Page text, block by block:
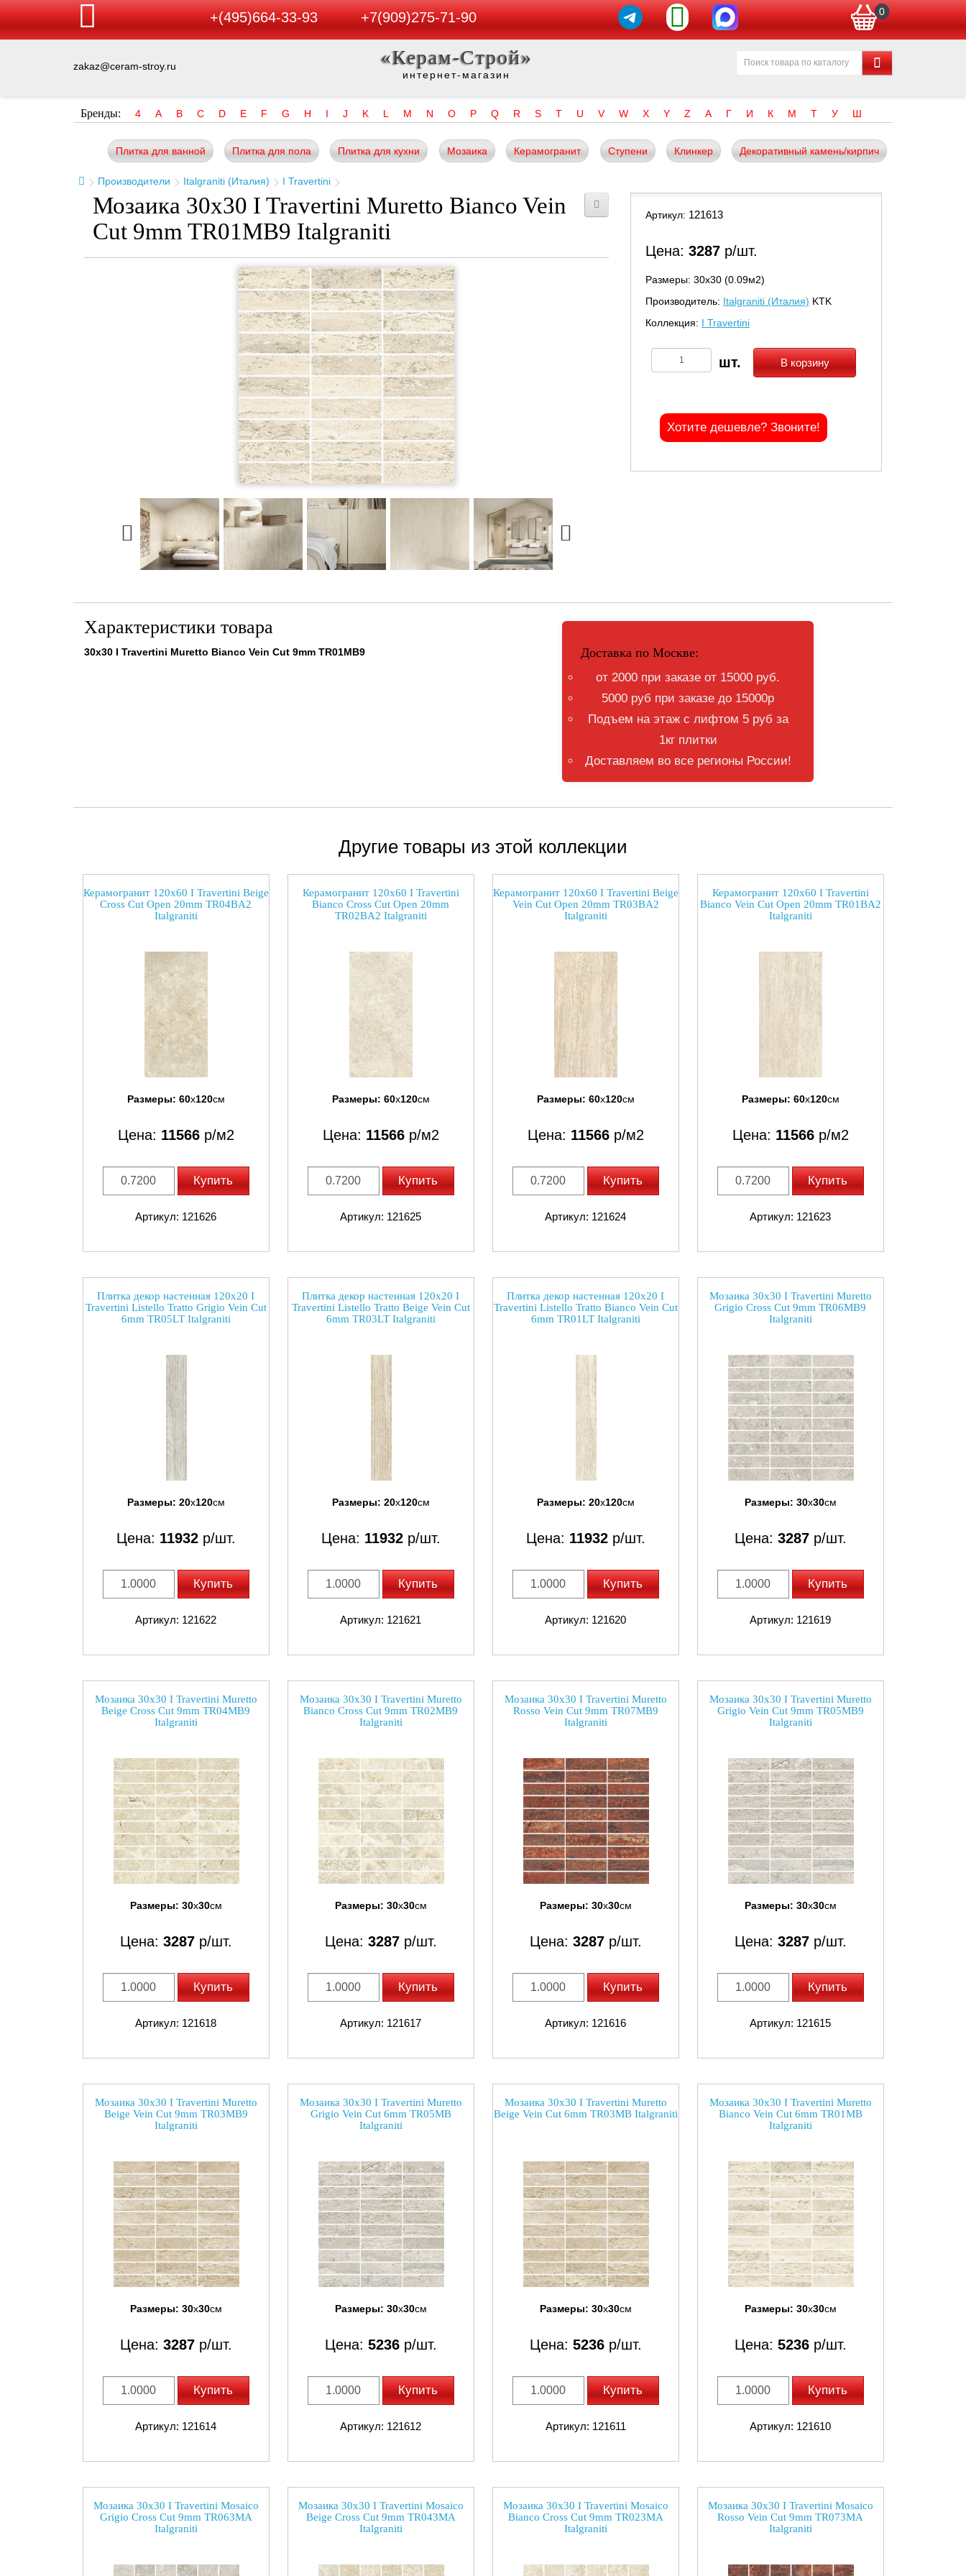
+(495)664-33-93 +7(909)275-71-90 0
zakaz@ceram-stroy.ru «Керам-Строй»
интернет-магазин
Бренды: 4 A B C D E F G H I J K L M N O P Q R S T U V W X Y Z А Г И К М Т У Ш
Плитка для ванной Плитка для пола Плитка для кухни Мозаика Керамогранит Ступени Клинкер Декоративный камень/кирпич
Производители Italgraniti (Италия) I Travertini
Мозаика 30x30 I Travertini Muretto Bianco Vein
Cut 9mm TR01MB9 Italgraniti
Артикул: 121613
Цена: 3287 р/шт.
Размеры: 30х30 (0.09м2)
Производитель: Italgraniti (Италия) KTK
Коллекция: I Travertini
В корзину
Хотите дешевле? Звоните!
Характеристики товара
30x30 I Travertini Muretto Bianco Vein Cut 9mm TR01MB9 Доставка по Москве:
от 2000 при заказе от 15000 руб.
5000 руб при заказе до 15000р
Подъем на этаж с лифтом 5 руб за
1кг плитки
Доставляем во все регионы России!
Другие товары из этой коллекции
Керамогранит 120x60 I Travertini Beige
Cross Cut Open 20mm TR04BA2
Italgraniti
Размеры: 60x120см
Цена: 11566р/м2
Купить
Артикул: 121626
Керамогранит 120x60 I Travertini
Bianco Cross Cut Open 20mm
TR02BA2 Italgraniti
Размеры: 60x120см
Цена: 11566р/м2
Купить
Артикул: 121625
Керамогранит 120x60 I Travertini Beige
Vein Cut Open 20mm TR03BA2
Italgraniti
Размеры: 60x120см
Цена: 11566р/м2
Купить
Артикул: 121624
Керамогранит 120x60 I Travertini
Bianco Vein Cut Open 20mm TR01BA2
Italgraniti
Размеры: 60x120см
Цена: 11566р/м2
Купить
Артикул: 121623
Плитка декор настенная 120x20 I
Travertini Listello Tratto Grigio Vein Cut
6mm TR05LT Italgraniti
Размеры: 20x120см
Цена: 11932р/шт.
Купить
Артикул: 121622
Плитка декор настенная 120x20 I
Travertini Listello Tratto Beige Vein Cut
6mm TR03LT Italgraniti
Размеры: 20x120см
Цена: 11932р/шт.
Купить
Артикул: 121621
Плитка декор настенная 120x20 I
Travertini Listello Tratto Bianco Vein Cut
6mm TR01LT Italgraniti
Размеры: 20x120см
Цена: 11932р/шт.
Купить
Артикул: 121620
Мозаика 30x30 I Travertini Muretto
Grigio Cross Cut 9mm TR06MB9
Italgraniti
Размеры: 30x30см
Цена: 3287р/шт.
Купить
Артикул: 121619
Мозаика 30x30 I Travertini Muretto
Beige Cross Cut 9mm TR04MB9
Italgraniti
Размеры: 30x30см
Цена: 3287р/шт.
Купить
Артикул: 121618
Мозаика 30x30 I Travertini Muretto
Bianco Cross Cut 9mm TR02MB9
Italgraniti
Размеры: 30x30см
Цена: 3287р/шт.
Купить
Артикул: 121617
Мозаика 30x30 I Travertini Muretto
Rosso Vein Cut 9mm TR07MB9
Italgraniti
Размеры: 30x30см
Цена: 3287р/шт.
Купить
Артикул: 121616
Мозаика 30x30 I Travertini Muretto
Grigio Vein Cut 9mm TR05MB9
Italgraniti
Размеры: 30x30см
Цена: 3287р/шт.
Купить
Артикул: 121615
Мозаика 30x30 I Travertini Muretto
Beige Vein Cut 9mm TR03MB9
Italgraniti
Размеры: 30x30см
Цена: 3287р/шт.
Купить
Артикул: 121614
Мозаика 30x30 I Travertini Muretto
Grigio Vein Cut 6mm TR05MB
Italgraniti
Размеры: 30x30см
Цена: 5236р/шт.
Купить
Артикул: 121612
Мозаика 30x30 I Travertini Muretto
Beige Vein Cut 6mm TR03MB Italgraniti
Размеры: 30x30см
Цена: 5236р/шт.
Купить
Артикул: 121611
Мозаика 30x30 I Travertini Muretto
Bianco Vein Cut 6mm TR01MB
Italgraniti
Размеры: 30x30см
Цена: 5236р/шт.
Купить
Артикул: 121610
Мозаика 30x30 I Travertini Mosaico
Grigio Cross Cut 9mm TR063MA
Italgraniti
Мозаика 30x30 I Travertini Mosaico
Beige Cross Cut 9mm TR043MA
Italgraniti
Мозаика 30x30 I Travertini Mosaico
Bianco Cross Cut 9mm TR023MA
Italgraniti
Мозаика 30x30 I Travertini Mosaico
Rosso Vein Cut 9mm TR073MA
Italgraniti